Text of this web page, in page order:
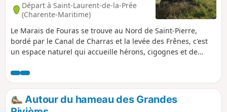
Départ à Saint-Laurent-de-la-Prée
(Charente-Maritime)
Le Marais de Fouras se trouve au Nord de Saint-Pierre,
bordé par le Canal de Charras et la levée des Frênes, c'est
un espace naturel qui accueille hérons, cigognes et de
d'accéder aux dolmens des Pierres Closes à proximité du
Canal de Charras et de regagner Saint-Pierre par la Route
Impériale avec un point de vue sur la Prée Salée.
Autour du hameau des Grandes